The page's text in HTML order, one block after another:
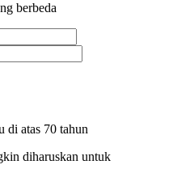
berbeda
di atas 70 tahun
diharuskan untuk